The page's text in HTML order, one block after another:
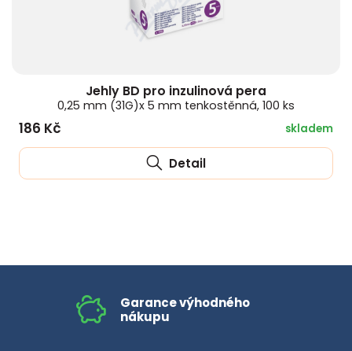
Jehly BD pro inzulinová pera
0,25 mm (31G)x 5 mm tenkostěnná, 100 ks
186 Kč skladem
Detail
Garance výhodného
nákupu